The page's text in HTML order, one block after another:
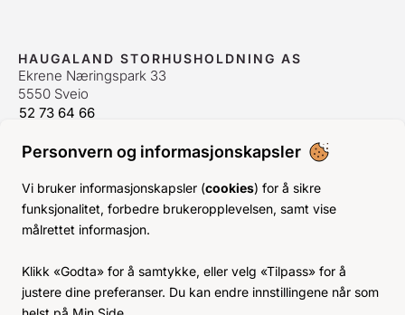
Personvern og informasjonskapsler
Vi bruker informasjonskapsler (cookies) for å sikre
funksjonalitet, forbedre brukeropplevelsen, samt vise
målrettet informasjon.
Klikk «Godta» for å samtykke, eller velg «Tilpass» for å
justere dine preferanser. Du kan endre innstillingene når som
HAUGALAND STORHUSHOLDNING AS
Ekrene Næringspark 33
5550 Sveio
52 73 64 66
ÅPNINGSTIDER
Man-Fre:07–15
Lør-Søn: Stengt
Helligdager: Stengt
KJØPSVILKÅR
BLI KUNDE